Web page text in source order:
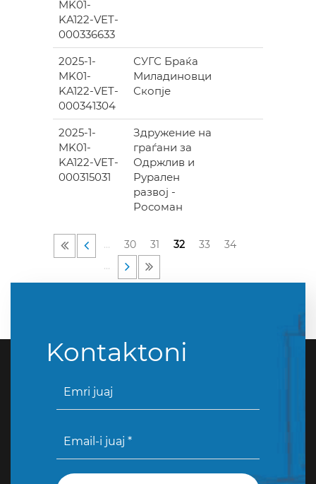
MK01-
KA122-VET-
000336633
2025-1-
MK01-
KA122-VET-
000341304
СУГС Браќа
Миладиновци
Скопје
2025-1-
MK01-
KA122-VET-
000315031
Здружение на
граѓани за
Одржлив и
Рурален
развој -
Росоман
… 30 31 32 33
34
…
Kontaktoni